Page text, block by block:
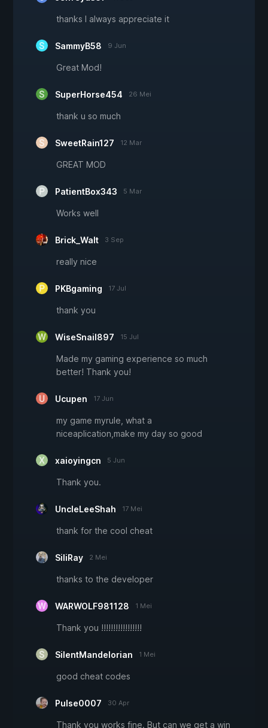
thanks I always appreciate it
SammyB58 9 Jun
Great Mod!
SuperHorse454 26 Mei
thank u so much
SweetRain127 12 Mar
GREAT MOD
PatientBox343 5 Mar
Works well
Brick_Walt 3 Sep
really nice
PKBgaming 17 Jul
thank you
WiseSnail897 15 Jul
Made my gaming experience so much
better! Thank you!
Ucupen 17 Jun
my game myrule, what a
niceaplication,make my day so good
xaioyingcn 5 Jun
Thank you.
UncleLeeShah 17 Mei
thank for the cool cheat
SiliRay 2 Mei
thanks to the developer
WARWOLF981128 1 Mei
Thank you !!!!!!!!!!!!!!!!!
SilentMandelorian 1 Mei
good cheat codes
Pulse0007 30 Apr
Thank you works fine. But can we get a win